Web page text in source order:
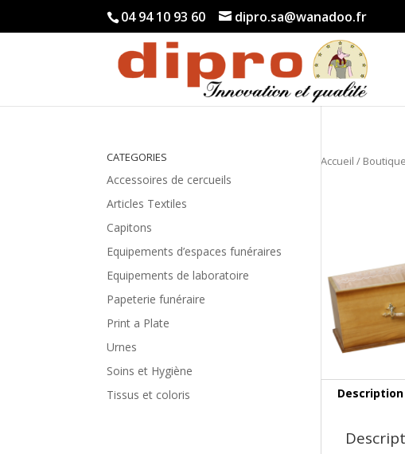
04 94 10 93 60 dipro.sa@wanadoo.fr
Accueil / Boutique
Description
CATEGORIES
Accessoires de cercueils
Articles Textiles
Capitons
Equipements d’espaces funéraires
Equipements de laboratoire
Papeterie funéraire
Print a Plate
Urnes
Soins et Hygiène
Tissus et coloris